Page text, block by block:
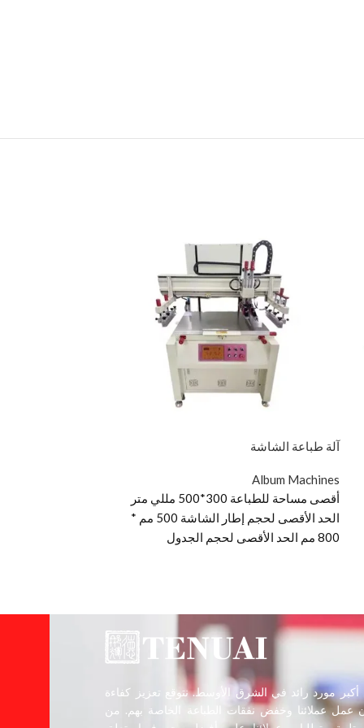
آلة طباعة الشاشة
Album Machines
أقصى مساحة للطباعة 300*500 مللي متر
الحد الأقصى لحجم إطار الشاشة 500 مم *
800 مم الحد الأقصى لحجم الجدول
مورد رائد في الشرق الأوسط. نتوقع تعزيز كفاءة
عمل عملائنا وخفض نفقات الطباعة الخاصة بهم. من